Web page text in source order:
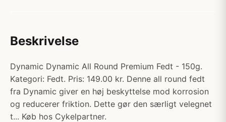
Beskrivelse
Dynamic Dynamic All Round Premium Fedt - 150g.
Kategori: Fedt. Pris: 149.00 kr. Denne all round fedt
fra Dynamic giver en høj beskyttelse mod korrosion
og reducerer friktion. Dette gør den særligt velegnet
t... Køb hos Cykelpartner.